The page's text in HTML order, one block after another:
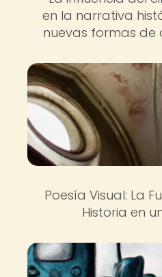
en la narrativa
nuevas formas de
Poesía Visual: La
Historia en